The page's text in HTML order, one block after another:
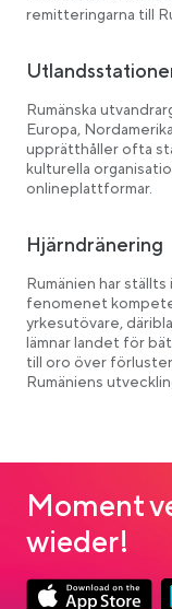
remitteringarna till
Rumänska
Europa,
upprätthåller ofta
kulturella
onlineplattformar.
Hjärndränering
Rumänien har
fenomenet
yrkesutövare,
lämnar landet för
till oro över
Rumäniens
Moment
wieder!
Link opens in a